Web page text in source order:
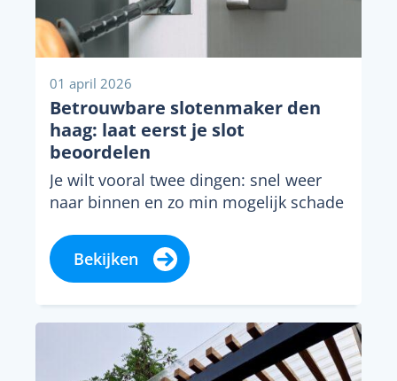
01 april 2026
Betrouwbare slotenmaker den
haag: laat eerst je slot
beoordelen
Je wilt vooral twee dingen: snel weer
naar binnen en zo min mogelijk schade
Bekijken